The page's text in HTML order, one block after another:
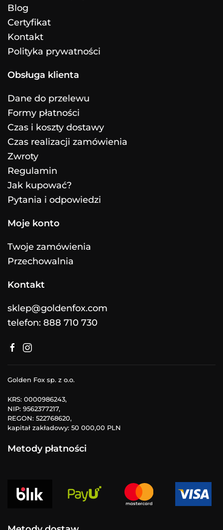
Blog
Certyfikat
Kontakt
Polityka prywatności
Obsługa klienta
Dane do przelewu
Formy płatności
Czas i koszty dostawy
Czas realizacji zamówienia
Zwroty
Regulamin
Jak kupować?
Pytania i odpowiedzi
Moje konto
Twoje zamówienia
Przechowalnia
Kontakt
sklep@goldenfox.com
telefon: 888 710 730
Golden Fox sp. z o.o.
KRS: 0000986243,
NIP: 9562377217,
REGON: 522768620,
kapitał zakładowy: 50 000,00 PLN
Metody płatności